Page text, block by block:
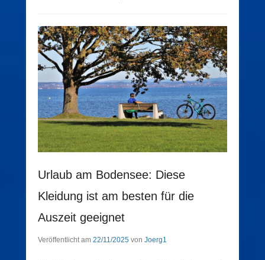
Urlaub am Bodensee: Diese
Kleidung ist am besten für die
Auszeit geeignet
Veröffentlicht am 22/11/2025 von Joerg1